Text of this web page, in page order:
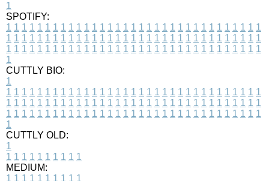
1
SPOTIFY:
1 1 1 1 1 1 1 1 1 1 1 1 1 1 1 1 1 1 1 1 1 1 1 1 1 1 1 1 1 1 1 1 1
1 1 1 1 1 1 1 1 1 1 1 1 1 1 1 1 1 1 1 1 1 1 1 1 1 1 1 1 1 1 1 1 1
1 1 1 1 1 1 1 1 1 1 1 1 1 1 1 1 1 1 1 1 1 1 1 1 1 1 1 1 1 1 1 1 1
1
CUTTLY BIO:
1
1 1 1 1 1 1 1 1 1 1 1 1 1 1 1 1 1 1 1 1 1 1 1 1 1 1 1 1 1 1 1 1 1
1 1 1 1 1 1 1 1 1 1 1 1 1 1 1 1 1 1 1 1 1 1 1 1 1 1 1 1 1 1 1 1 1
1 1 1 1 1 1 1 1 1 1 1 1 1 1 1 1 1 1 1 1 1 1 1 1 1 1 1 1 1 1 1 1 1
1
CUTTLY OLD:
1
1 1 1 1 1 1 1 1 1 1
MEDIUM:
1 1 1 1 1 1 1 1 1 1